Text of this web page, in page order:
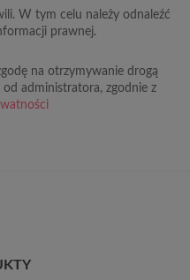
W tym celu należy odnaleźć
prawnej.
na otrzymywanie drogą
administratora, zgodnie z